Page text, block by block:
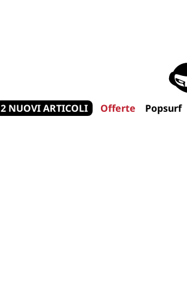
2 NUOVI ARTICOLI Offerte Popsurf